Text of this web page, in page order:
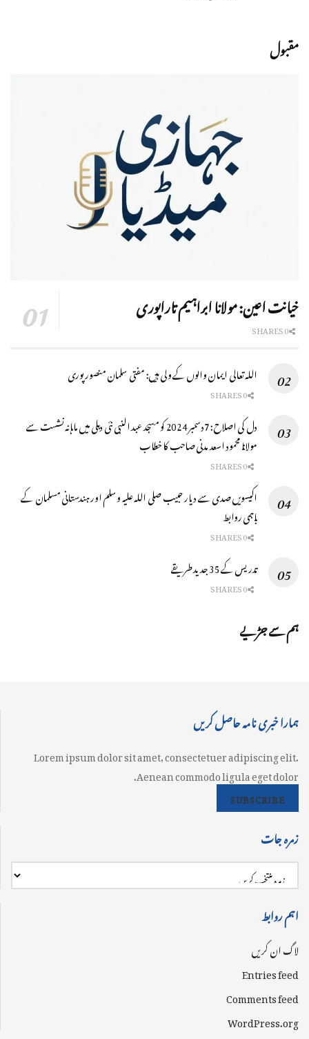
مقبول
خیانت اعین: مولانا ابراہیم تاراپوری
اللہ تعالی ایمان والوں کے ولی ہیں: مفتی سلمان منصور پوری
دل کی اصلاح: 7دسمبر 2024 کو مسجد عبد النبی نئی دہلی میں ماہانہ نشست سے
مولانا محمود اسعد مدنی صاحب کا خطاب
اکیسویں صدی سے دیار حبیب صلی اللہ علیہ وسلم اور ہندستانی مسلمان کے
باہمی روابط
تدریس کے 35 جدید طریقے
ہم سے جڑیے
ہمارا خبری نامہ حاصل کریں
Lorem ipsum dolor sit amet, consectetuer adipiscing elit.
Aenean commodo ligula eget dolor.
SUBSCRIBE
زمرہ جات
اہم روابط
لاگ ان کریں
Entries feed
Comments feed
WordPress.org